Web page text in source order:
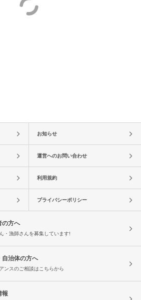
お知らせ
運営へのお問い合わせ
利用規約
プライバシーポリシー
の方へ
・漁師さんを募集しています!
自治体の方へ
ンスのご相談はこちらから
報